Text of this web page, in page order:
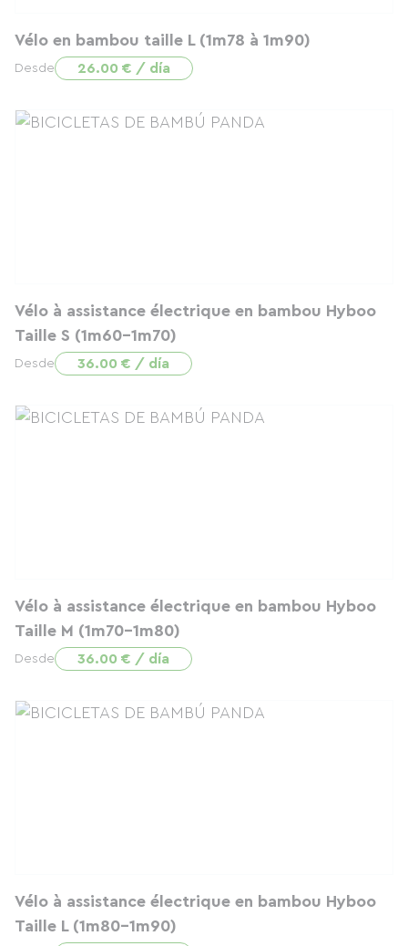
Vélo en bambou taille L (1m78 à 1m90)
Desde 26.00 € / día
Vélo à assistance électrique en bambou Hyboo
Taille S (1m60-1m70)
Desde 36.00 € / día
Vélo à assistance électrique en bambou Hyboo
Taille M (1m70-1m80)
Desde 36.00 € / día
Vélo à assistance électrique en bambou Hyboo
Taille L (1m80-1m90)